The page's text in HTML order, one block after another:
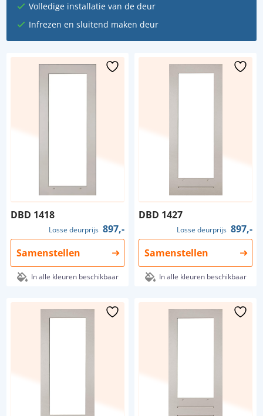
Volledige installatie van de deur
Infrezen en sluitend maken deur
DBD 1418
Losse deurprijs 897,-
Samenstellen
In alle kleuren beschikbaar
DBD 1427
Losse deurprijs 897,-
Samenstellen
In alle kleuren beschikbaar